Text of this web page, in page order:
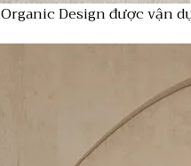
Organic Design được vận